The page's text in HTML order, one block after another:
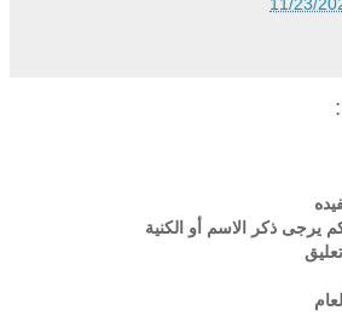
يرجى ذكر الاسم أو الكنية